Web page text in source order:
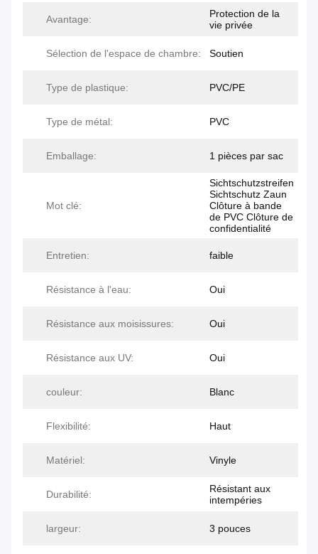
Avantage:
Protection de la
vie privée
Sélection de l'espace de chambre: Soutien
Type de plastique: PVC/PE
Type de métal: PVC
Emballage: 1 pièces par sac
Mot clé:
Sichtschutzstreifen
Sichtschutz Zaun
Clôture à bande
de PVC Clôture de
confidentialité
Entretien: faible
Résistance à l'eau: Oui
Résistance aux moisissures: Oui
Résistance aux UV: Oui
couleur: Blanc
Flexibilité: Haut
Matériel: Vinyle
Durabilité:
Résistant aux
intempéries
largeur: 3 pouces